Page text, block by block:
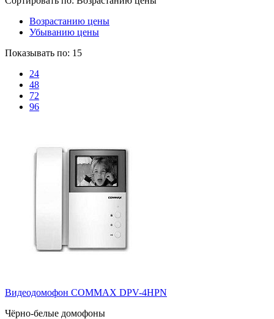
Возрастанию цены
Убыванию цены
Показывать по: 15
24
48
72
96
Видеодомофон COMMAX DPV-4HPN
Чёрно-белые домофоны